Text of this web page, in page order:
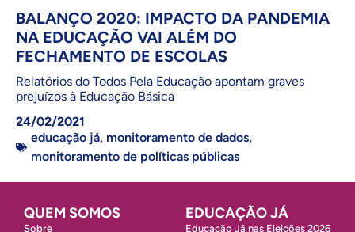
BALANÇO 2020: IMPACTO DA PANDEMIA
NA EDUCAÇÃO VAI ALÉM DO
FECHAMENTO DE ESCOLAS
Relatórios do Todos Pela Educação apontam graves
prejuízos à Educação Básica
24/02/2021
educação já, monitoramento de dados,
monitoramento de políticas públicas
QUEM SOMOS
Sobre
EDUCAÇÃO JÁ
Educação Já nas Eleições 2026